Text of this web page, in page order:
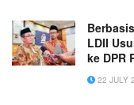
LDII
ke DPR
22 JULY